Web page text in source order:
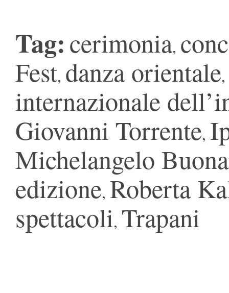
Tag:cerimonia,
Fest, danza orientale,
internazionale
Giovanni Torrente,
Michelangelo
edizione, Roberta
spettacoli, Trapani